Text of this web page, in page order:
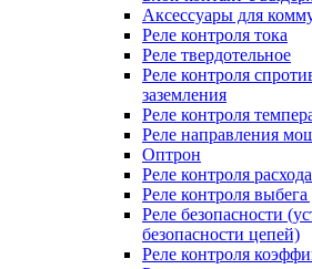
Аксессуары для
Реле контроля тока
Реле твердотельное
Реле контроля
заземления
Реле контроля
Реле направления
Оптрон
Реле контроля расхода
Реле контроля выбега
Реле безопасности
безопасности цепей)
Реле контроля